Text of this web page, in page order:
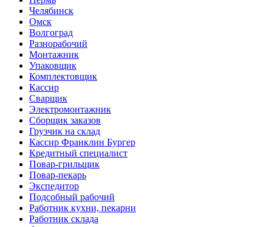
Челябинск
Омск
Волгоград
Разнорабочий
Монтажник
Упаковщик
Комплектовщик
Кассир
Сварщик
Электромонтажник
Сборщик заказов
Грузчик на склад
Кассир Франклин Бургер
Кредитный специалист
Повар-грильщик
Повар-пекарь
Экспедитор
Подсобный рабочий
Работник кухни, пекарни
Работник склада